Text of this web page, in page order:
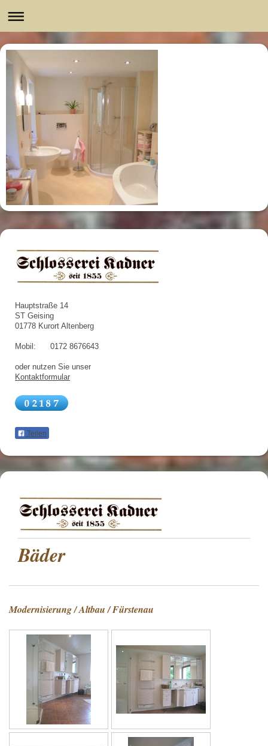
Hauptstraße 14
ST Geising
01778 Kurort Altenberg
Mobil: 0172 8676643
oder nutzen Sie unser
Kontaktformular
Teilen
Bäder
Modernisierung / Altbau / Fürstenau